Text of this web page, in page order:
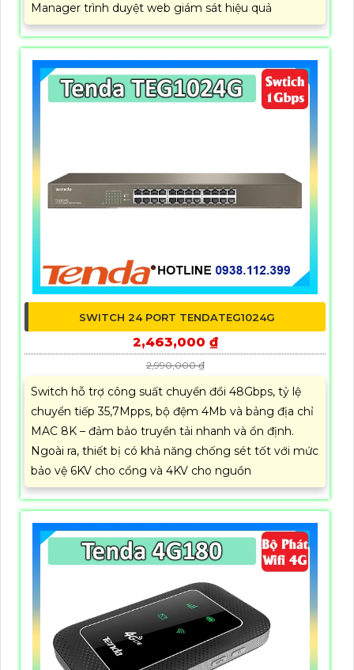
Manager trình duyệt web giám sát hiệu quả
SWITCH 24 PORT TENDATEG1024G
2,463,000 ₫
2,990,000 ₫
Switch hỗ trợ công suất chuyển đổi 48Gbps, tỷ lệ
chuyển tiếp 35,7Mpps, bộ đệm 4Mb và bảng địa chỉ
MAC 8K – đảm bảo truyền tải nhanh và ổn định.
Ngoài ra, thiết bị có khả năng chống sét tốt với mức
bảo vệ 6KV cho cổng và 4KV cho nguồn